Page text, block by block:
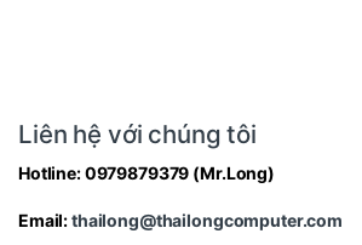
Liên hệ với chúng tôi
Hotline:0979879379 (Mr.Long)
Email:thailong@thailongcomputer.com